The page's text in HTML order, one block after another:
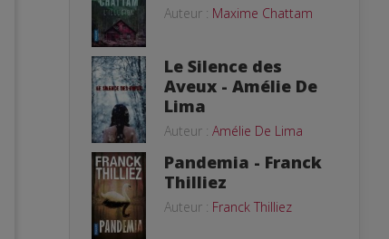
Auteur : Maxime Chattam
Le Silence des
Aveux - Amélie De
Lima
Auteur : Amélie De Lima
Pandemia - Franck
Thilliez
Auteur : Franck Thilliez